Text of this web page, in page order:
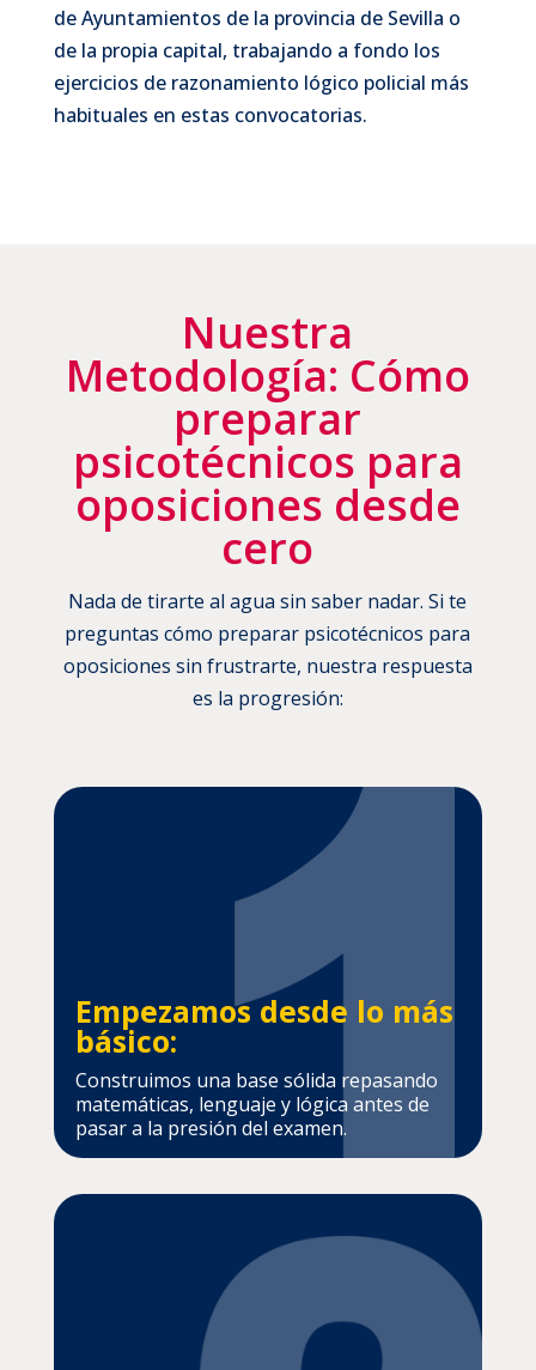
de Ayuntamientos de la provincia de Sevilla o
de la propia capital, trabajando a fondo los
ejercicios de razonamiento lógico policial más
habituales en estas convocatorias.
Nuestra
Metodología: Cómo
preparar
psicotécnicos para
oposiciones desde
cero
Nada de tirarte al agua sin saber nadar. Si te
preguntas cómo preparar psicotécnicos para
oposiciones sin frustrarte, nuestra respuesta
es la progresión:
Empezamos desde lo más
básico:
Construimos una base sólida repasando
matemáticas, lenguaje y lógica antes de
pasar a la presión del examen.